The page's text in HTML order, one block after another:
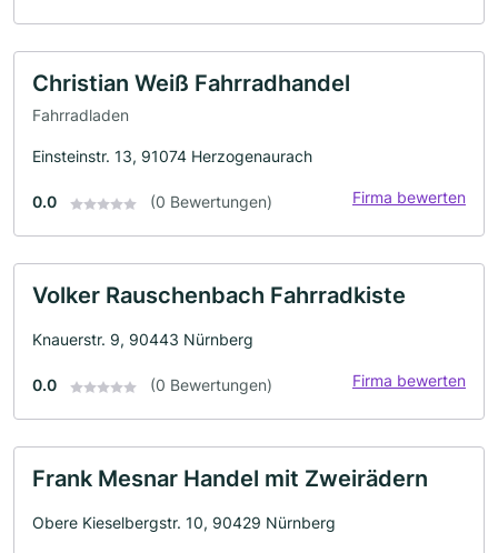
Christian Weiß Fahrradhandel
Fahrradladen
Einsteinstr. 13, 91074 Herzogenaurach
0.0 (0 Bewertungen) Firma bewerten
Volker Rauschenbach Fahrradkiste
Knauerstr. 9, 90443 Nürnberg
0.0 (0 Bewertungen) Firma bewerten
Frank Mesnar Handel mit Zweirädern
Obere Kieselbergstr. 10, 90429 Nürnberg